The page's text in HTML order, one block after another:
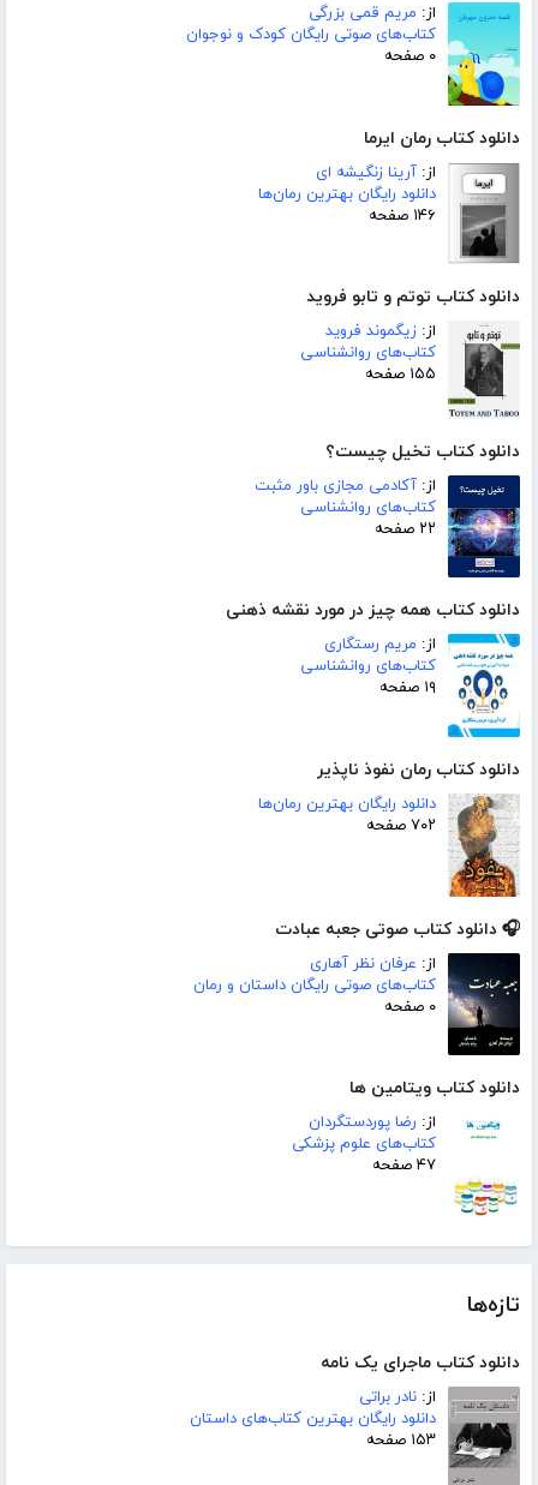
از: مریم قمی بزرگی
کتاب‌های صوتی رایگان کودک و نوجوان
۰ صفحه
دانلود کتاب رمان ایرما
از: آرینا زنگیشه ای
دانلود رایگان بهترین رمان‌ها
۱۴۶ صفحه
دانلود کتاب توتم و تابو فروید
از: زیگموند فروید
کتاب‌های روانشناسی
۱۵۵ صفحه
دانلود کتاب تخیل چیست؟
از: آکادمی مجازی باور مثبت
کتاب‌های روانشناسی
۲۲ صفحه
دانلود کتاب همه چیز در مورد نقشه ذهنی
از: مریم رستگاری
کتاب‌های روانشناسی
۱۹ صفحه
دانلود کتاب رمان نفوذ ناپذیر
دانلود رایگان بهترین رمان‌ها
۷۰۲ صفحه
🎧 دانلود کتاب صوتی جعبه عبادت
از: عرفان نظر آهاری
کتاب‌های صوتی رایگان داستان و رمان
۰ صفحه
دانلود کتاب ویتامین ها
از: رضا پوردستگردان
کتاب‌های علوم پزشکی
۴۷ صفحه
تازه‌ها
دانلود کتاب ماجرای یک نامه
از: نادر براتی
دانلود رایگان بهترین کتاب‌های داستان
۱۵۳ صفحه